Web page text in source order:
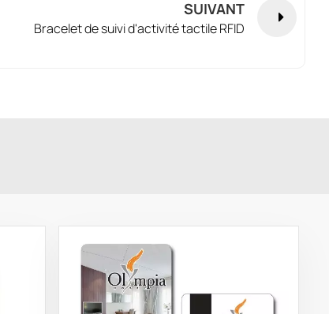
SUIVANT
Bracelet de suivi d'activité tactile RFID